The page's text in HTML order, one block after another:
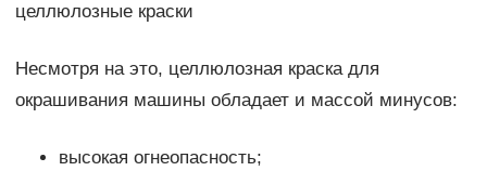
целлюлозные краски
Несмотря на это, целлюлозная краска для
окрашивания машины обладает и массой минусов:
высокая огнеопасность;